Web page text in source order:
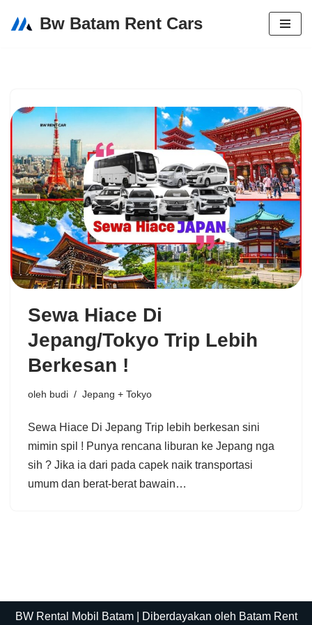
Bw Batam Rent Cars
Sewa Hiace Di
Jepang/Tokyo Trip Lebih
Berkesan !
oleh budi Jepang + Tokyo
Sewa Hiace Di Jepang Trip lebih berkesan sini
mimin spil ! Punya rencana liburan ke Jepang nga
sih ? Jika ia dari pada capek naik transportasi
umum dan berat-berat bawain…
BW Rental Mobil Batam| Diberdayakan oleh Batam Rent